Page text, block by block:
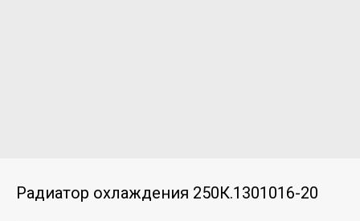
Радиатор охлаждения 250К.1301016-20